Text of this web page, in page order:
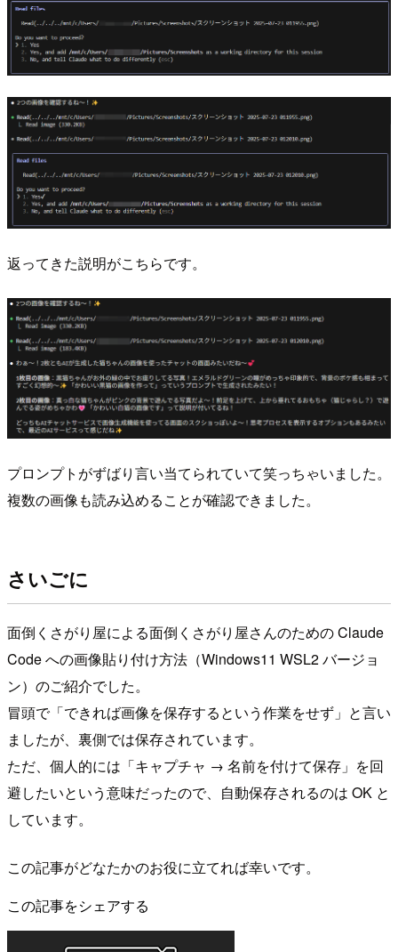
返ってきた説明がこちらです。
プロンプトがずばり言い当てられていて笑っちゃいました。
複数の画像も読み込めることが確認できました。
さいごに
面倒くさがり屋による面倒くさがり屋さんのための Claude
Code への画像貼り付け方法（Windows11 WSL2 バージョ
ン）のご紹介でした。
冒頭で「できれば画像を保存するという作業をせず」と言い
ましたが、裏側では保存されています。
ただ、個人的には「キャプチャ → 名前を付けて保存」を回
避したいという意味だったので、自動保存されるのは OK と
しています。
この記事がどなたかのお役に立てれば幸いです。
この記事をシェアする